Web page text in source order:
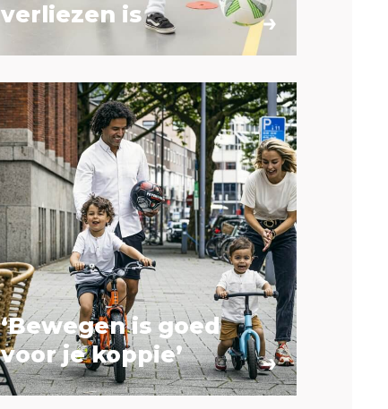
verliezen is
‘Bewegen is goed
voor je koppie’